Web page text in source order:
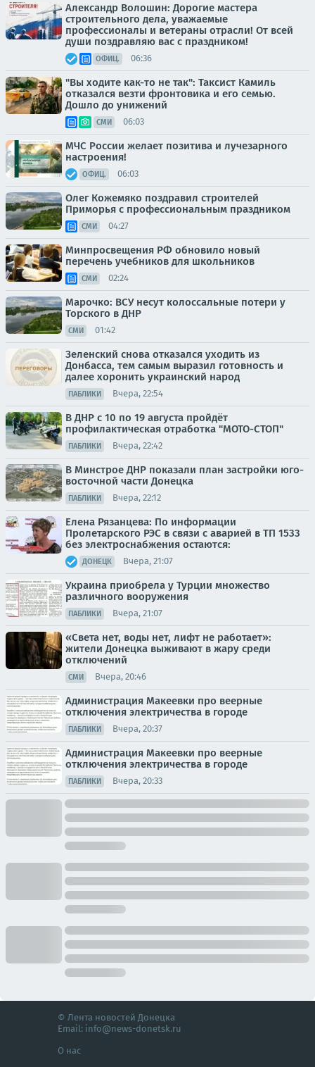
Александр Волошин: Дорогие мастера
строительного дела, уважаемые
профессионалы и ветераны отрасли! От всей
души поздравляю вас с праздником!
ОФИЦ. 06:36
"Вы ходите как-то не так": Таксист Камиль
отказался везти фронтовика и его семью.
Дошло до унижений
СМИ 06:03
МЧС России желает позитива и лучезарного
настроения!
ОФИЦ. 06:03
Олег Кожемяко поздравил строителей
Приморья с профессиональным праздником
СМИ 04:27
Минпросвещения РФ обновило новый
перечень учебников для школьников
СМИ 02:24
Марочко: ВСУ несут колоссальные потери у
Торского в ДНР
СМИ 01:42
Зеленский снова отказался уходить из
Донбасса, тем самым выразил готовность и
далее хоронить украинский народ
ПАБЛИКИ Вчера, 22:54
В ДНР с 10 по 19 августа пройдёт
профилактическая отработка "МОТО-СТОП"
ПАБЛИКИ Вчера, 22:42
В Минстрое ДНР показали план застройки юго-
восточной части Донецка
ПАБЛИКИ Вчера, 22:12
Елена Рязанцева: По информации
Пролетарского РЭС в связи с аварией в ТП 1533
без электроснабжения остаются:
ДОНЕЦК Вчера, 21:07
Украина приобрела у Турции множество
различного вооружения
ПАБЛИКИ Вчера, 21:07
«Света нет, воды нет, лифт не работает»:
жители Донецка выживают в жару среди
отключений
СМИ Вчера, 20:46
Администрация Макеевки про веерные
отключения электричества в городе
ПАБЛИКИ Вчера, 20:37
Администрация Макеевки про веерные
отключения электричества в городе
ПАБЛИКИ Вчера, 20:33
© Лента новостей Донецка
Email: info@news-donetsk.ru
О нас